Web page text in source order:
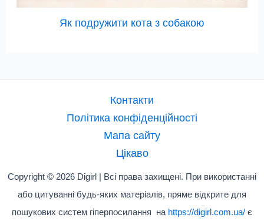
Як подружити кота з собакою
Контакти
Політика конфіденційності
Мапа сайту
Цікаво
Copyright © 2026 Digirl | Всі права захищені. При використанні
або цитуванні будь-яких матеріалів, пряме відкрите для
пошукових систем гіперпосилання на https://digirl.com.ua/ є